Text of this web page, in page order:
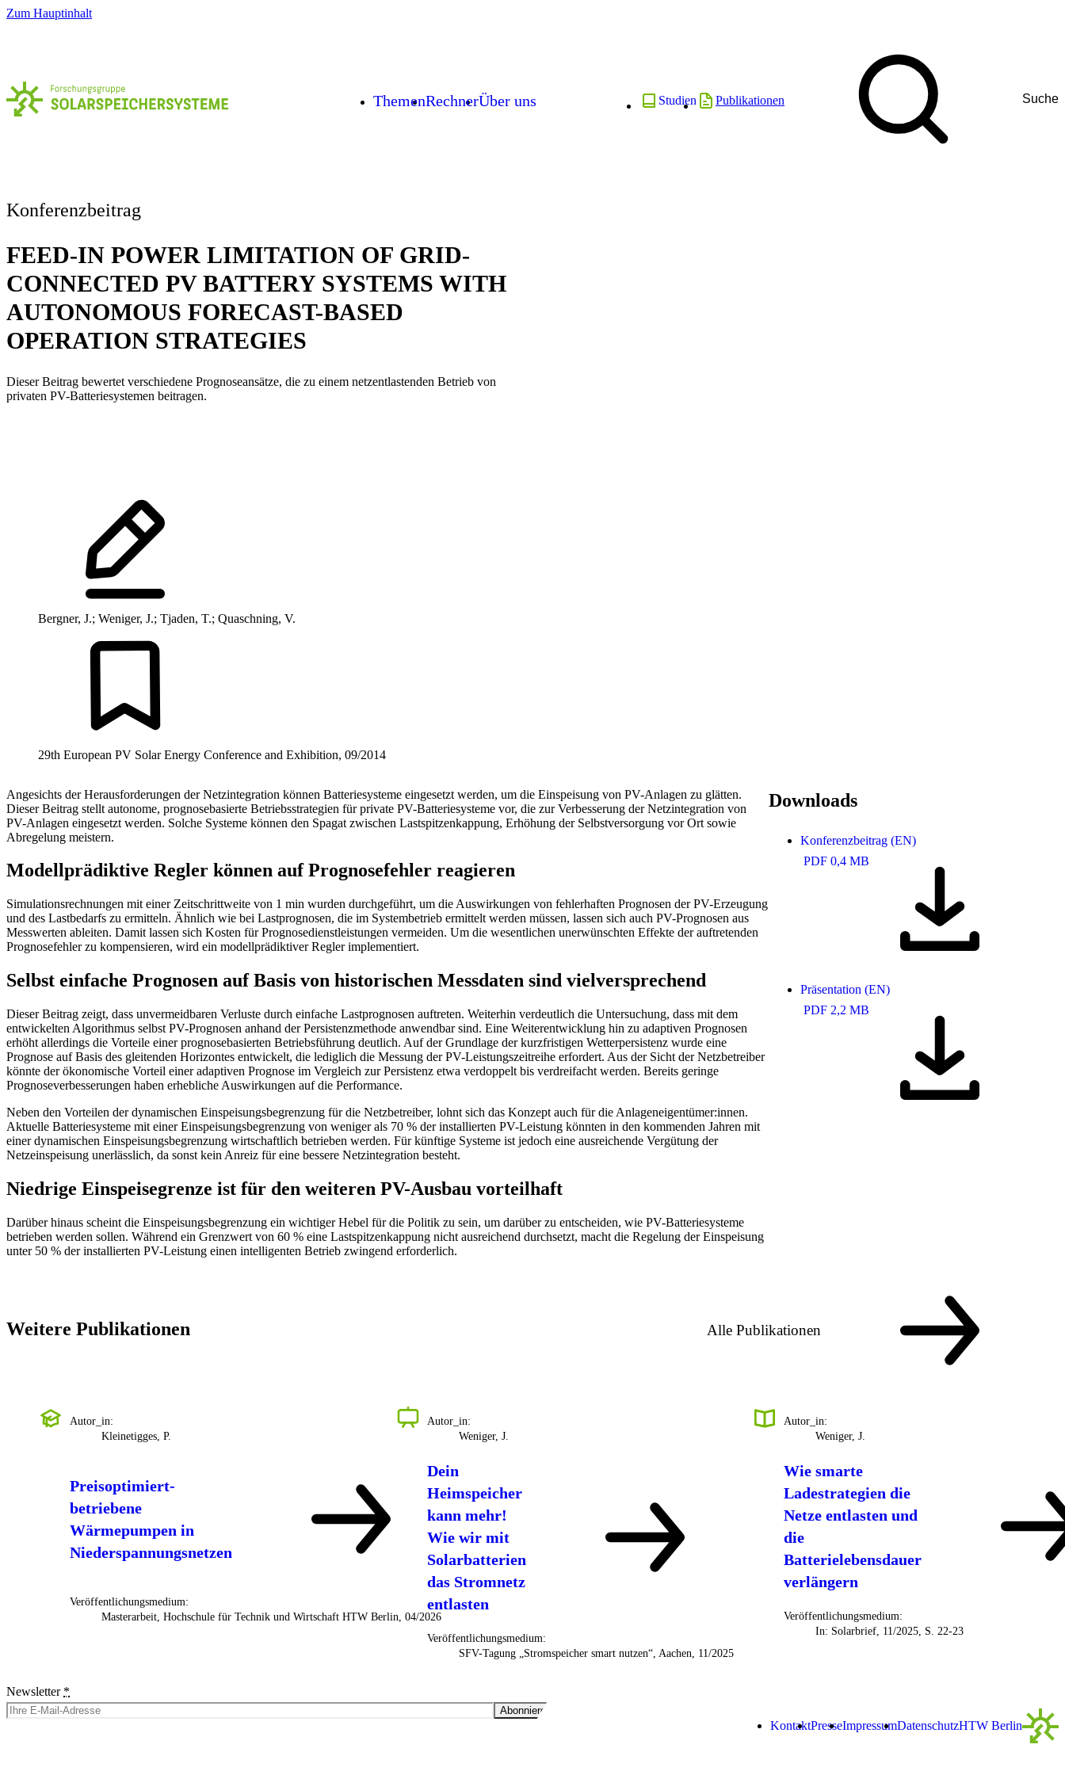
Zum Hauptinhalt
Suche
ThemenRechnerÜber uns Studien Publikationen
Konferenzbeitrag
FEED-IN POWER LIMITATION OF GRID-
CONNECTED PV BATTERY SYSTEMS WITH
AUTONOMOUS FORECAST-BASED
OPERATION STRATEGIES
Dieser Beitrag bewertet verschiedene Prognoseansätze, die zu einem netzentlastenden Betrieb von
privaten PV-Batteriesystemen beitragen.
Bergner, J.; Weniger, J.; Tjaden, T.; Quaschning, V.
29th European PV Solar Energy Conference and Exhibition, 09/2014
Angesichts der Herausforderungen der Netzintegration können Batteriesysteme eingesetzt werden, um die Einspeisung von PV-Anlagen zu glätten.
Dieser Beitrag stellt autonome, prognosebasierte Betriebsstrategien für private PV-Batteriesysteme vor, die zur Verbesserung der Netzintegration von
PV-Anlagen eingesetzt werden. Solche Systeme können den Spagat zwischen Lastspitzenkappung, Erhöhung der Selbstversorgung vor Ort sowie
Abregelung meistern.
Modellprädiktive Regler können auf Prognosefehler reagieren
Simulationsrechnungen mit einer Zeitschrittweite von 1 min wurden durchgeführt, um die Auswirkungen von fehlerhaften Prognosen der PV-Erzeugung
und des Lastbedarfs zu ermitteln. Ähnlich wie bei Lastprognosen, die im Systembetrieb ermittelt werden müssen, lassen sich auch PV-Prognosen aus
Messwerten ableiten. Damit lassen sich Kosten für Prognosedienstleistungen vermeiden. Um die wesentlichen unerwünschten Effekte der auftretenden
Prognosefehler zu kompensieren, wird ein modellprädiktiver Regler implementiert.
Selbst einfache Prognosen auf Basis von historischen Messdaten sind vielversprechend
Dieser Beitrag zeigt, dass unvermeidbaren Verluste durch einfache Lastprognosen auftreten. Weiterhin verdeutlich die Untersuchung, dass mit dem
entwickelten Algorithmus selbst PV-Prognosen anhand der Persistenzmethode anwendbar sind. Eine Weiterentwicklung hin zu adaptiven Prognosen
erhöht allerdings die Vorteile einer prognosebasierten Betriebsführung deutlich. Auf der Grundlage der kurzfristigen Wetterpersistenz wurde eine
Prognose auf Basis des gleitenden Horizontes entwickelt, die lediglich die Messung der PV-Leistungszeitreihe erfordert. Aus der Sicht der Netzbetreiber
könnte der ökonomische Vorteil einer adaptiven Prognose im Vergleich zur Persistenz etwa verdoppelt bis verdreifacht werden. Bereits geringe
Prognoseverbesserungen haben erhebliche Auswirkungen auf die Performance.
Neben den Vorteilen der dynamischen Einspeisungsbegrenzung für die Netzbetreiber, lohnt sich das Konzept auch für die Anlageneigentümer:innen.
Aktuelle Batteriesysteme mit einer Einspeisungsbegrenzung von weniger als 70 % der installierten PV-Leistung könnten in den kommenden Jahren mit
einer dynamischen Einspeisungsbegrenzung wirtschaftlich betrieben werden. Für künftige Systeme ist jedoch eine ausreichende Vergütung der
Netzeinspeisung unerlässlich, da sonst kein Anreiz für eine bessere Netzintegration besteht.
Niedrige Einspeisegrenze ist für den weiteren PV-Ausbau vorteilhaft
Darüber hinaus scheint die Einspeisungsbegrenzung ein wichtiger Hebel für die Politik zu sein, um darüber zu entscheiden, wie PV-Batteriesysteme
betrieben werden sollen. Während ein Grenzwert von 60 % eine Lastspitzenkappung nicht ausreichend durchsetzt, macht die Regelung der Einspeisung
unter 50 % der installierten PV-Leistung einen intelligenten Betrieb zwingend erforderlich.
Downloads
Konferenzbeitrag (EN)
PDF 0,4 MB
Präsentation (EN)
PDF 2,2 MB
Weitere Publikationen
Autor_in:
Kleinetigges, P.
Preisoptimiert-
betriebene
Wärmepumpen in
Niederspannungsnetzen
Veröffentlichungsmedium:
Masterarbeit, Hochschule für Technik und Wirtschaft HTW Berlin, 04/2026
Autor_in:
Weniger, J.
Dein
Heimspeicher
kann mehr!
Wie wir mit
Solarbatterien
das Stromnetz
entlasten
Veröffentlichungsmedium:
SFV-Tagung „Stromspeicher smart nutzen“, Aachen, 11/2025
Autor_in:
Weniger, J.
Wie smarte
Ladestrategien die
Netze entlasten und
die
Batterielebensdauer
verlängern
Veröffentlichungsmedium:
In: Solarbrief, 11/2025, S. 22-23
Alle Publikationen
Newsletter *
Abonnieren
KontaktPresseImpressumDatenschutz­HTW Berlin